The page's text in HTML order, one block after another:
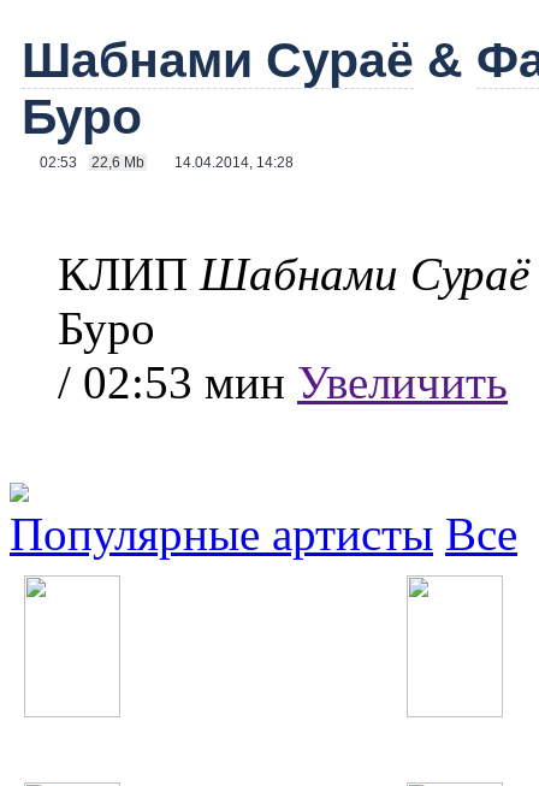
Шабнами Сураё &
Буро
02:53 22,6 Mb 14.04.2014, 14:28
КЛИП Шабнами Сураё
Буро
/ 02:53 мин Увеличить
Популярные артисты Все